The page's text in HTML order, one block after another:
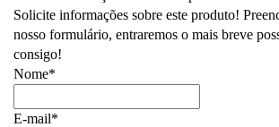
Solicite informações sobre este produto!
nosso formulário, entraremos o mais breve
consigo!
Nome*
E-mail*